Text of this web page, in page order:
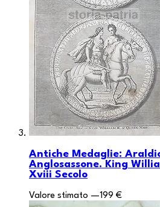
Antiche Medaglie:
Anglosassone. King
Xviii Secolo
Valore stimato —199 €